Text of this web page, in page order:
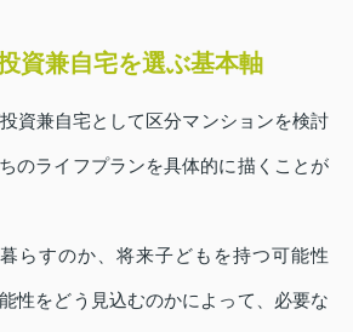
資兼自宅を選ぶ基本軸
資兼自宅として区分マンションを検討
のライフプランを具体的に描くことが
らすのか、将来子どもを持つ可能性
性をどう見込むのかによって、必要な